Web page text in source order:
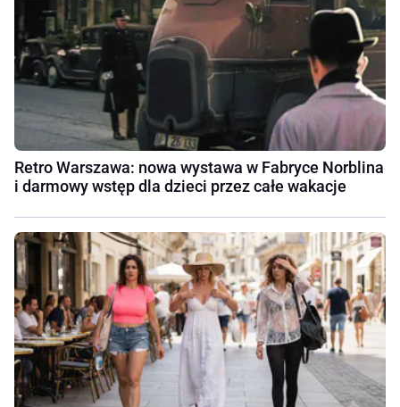
Retro Warszawa: nowa wystawa w Fabryce Norblina
i darmowy wstęp dla dzieci przez całe wakacje